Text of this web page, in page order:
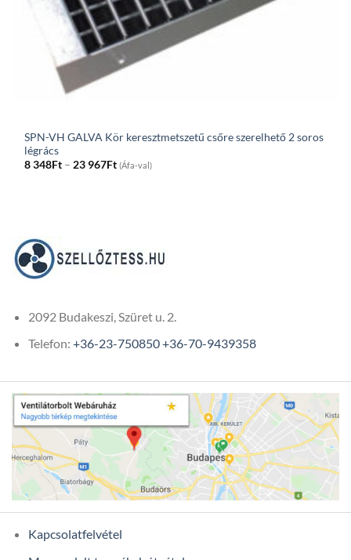
SPN-VH GALVA Kör keresztmetszetű csőre szerelhető 2 soros
légrács
8 348Ft – 23 967FtPrice
range:
(Áfa-val)
2092 Budakeszi, Szüret u. 2.
Telefon: +36-23-750850+36-70-9439358
Kapcsolatfelvétel